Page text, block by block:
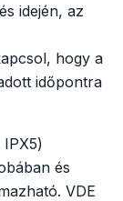
idején, az
hogy a
időpontra
és
VDE